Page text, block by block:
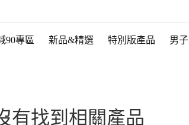
90專區 新品&精選 特別版產品 男子
有找到相關產品